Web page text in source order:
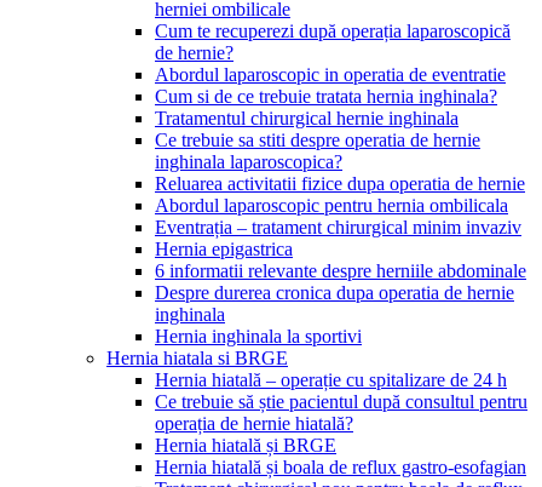
herniei ombilicale
Cum te recuperezi după operația laparoscopică
de hernie?
Abordul laparoscopic in operatia de eventratie
Cum si de ce trebuie tratata hernia inghinala?
Tratamentul chirurgical hernie inghinala
Ce trebuie sa stiti despre operatia de hernie
inghinala laparoscopica?
Reluarea activitatii fizice dupa operatia de hernie
Abordul laparoscopic pentru hernia ombilicala
Eventrația – tratament chirurgical minim invaziv
Hernia epigastrica
6 informatii relevante despre herniile abdominale
Despre durerea cronica dupa operatia de hernie
inghinala
Hernia inghinala la sportivi
Hernia hiatala si BRGE
Hernia hiatală – operație cu spitalizare de 24 h
Ce trebuie să știe pacientul după consultul pentru
operația de hernie hiatală?
Hernia hiatală și BRGE
Hernia hiatală și boala de reflux gastro-esofagian